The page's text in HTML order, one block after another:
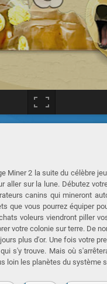
Miner 2 la suite du célèbre
aller sur la lune. Débutez
canins qui mineront
que vous pourrez équiper
voleurs viendront piller
votre colonie sur terre. De
plus d'or. Une fois votre
s'y trouve. Mais où
loin les planètes du système